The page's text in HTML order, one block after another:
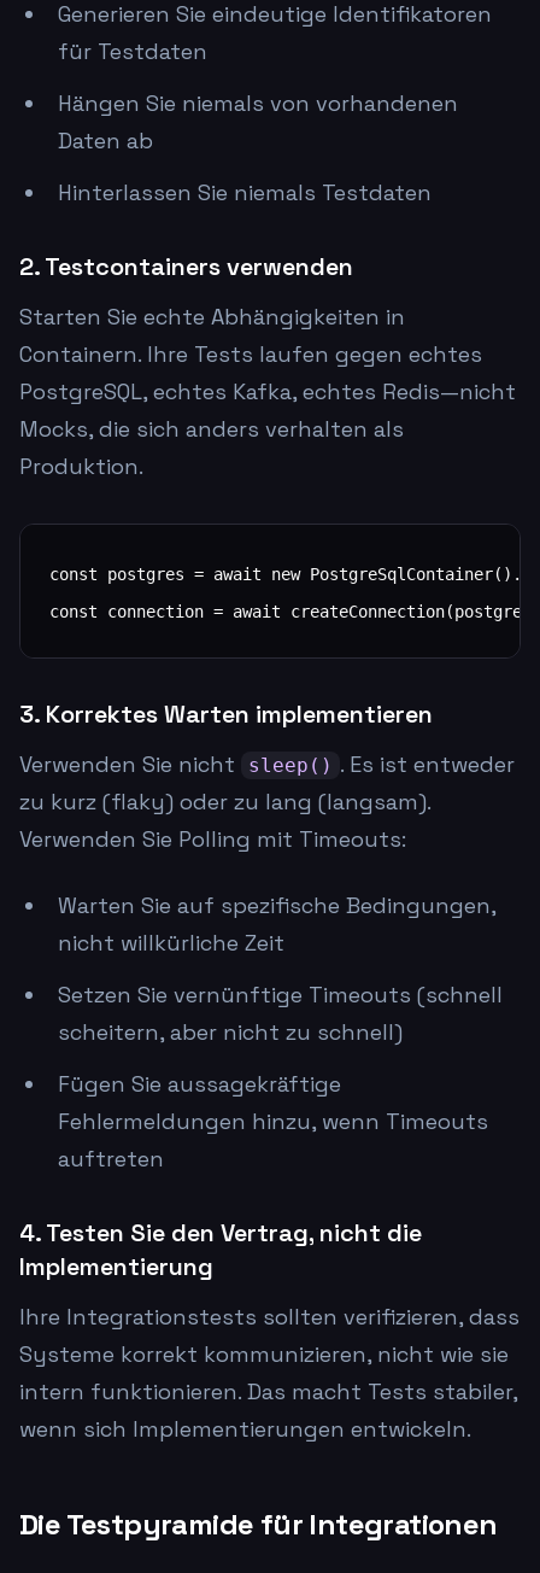
Generieren Sie eindeutige Identifikatoren
für Testdaten
Hängen Sie niemals von vorhandenen
Daten ab
Hinterlassen Sie niemals Testdaten
2. Testcontainers verwenden
Starten Sie echte Abhängigkeiten in
Containern. Ihre Tests laufen gegen echtes
PostgreSQL, echtes Kafka, echtes Redis—nicht
Mocks, die sich anders verhalten als
Produktion.
const postgres = await new
const connection = await
3. Korrektes Warten implementieren
Verwenden Sie nicht sleep() . Es ist entweder
zu kurz (flaky) oder zu lang (langsam).
Verwenden Sie Polling mit Timeouts:
Warten Sie auf spezifische Bedingungen,
nicht willkürliche Zeit
Setzen Sie vernünftige Timeouts (schnell
scheitern, aber nicht zu schnell)
Fügen Sie aussagekräftige
Fehlermeldungen hinzu, wenn Timeouts
auftreten
4. Testen Sie den Vertrag, nicht die
Implementierung
Ihre Integrationstests sollten verifizieren, dass
Systeme korrekt kommunizieren, nicht wie sie
intern funktionieren. Das macht Tests stabiler,
wenn sich Implementierungen entwickeln.
Die Testpyramide für Integrationen